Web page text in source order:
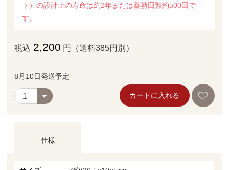
ト）の設計上の寿命は約2年または蓄熱回数約500回で
す。
税込 2,200 円（送料385円別）
8月10日発送予定
カートに入れる
仕様